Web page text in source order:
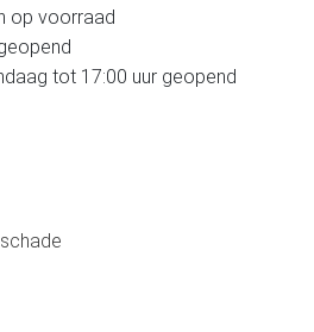
op voorraad
tot 17:00 uur geopend